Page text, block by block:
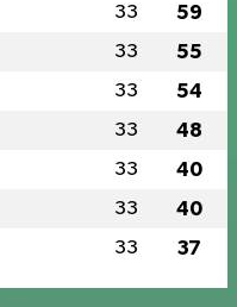
33 59
33 55
33 54
33 48
33 40
33 40
33 37